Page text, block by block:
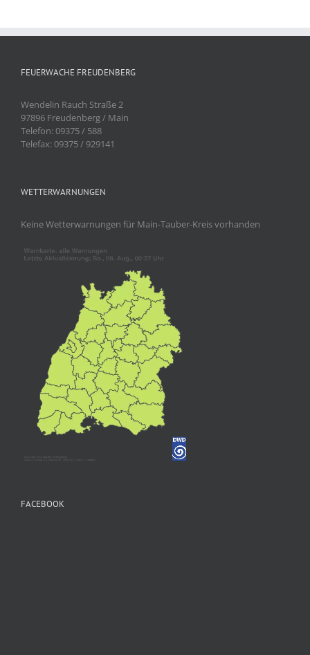
FEUERWACHE FREUDENBERG
Wendelin Rauch Straße 2
97896 Freudenberg / Main
Telefon: 09375 / 588
Telefax: 09375 / 929141
WETTERWARNUNGEN
Keine Wetterwarnungen für Main-Tauber-Kreis vorhanden
FACEBOOK